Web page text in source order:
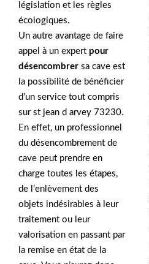
législation et les règles
écologiques.
Un autre avantage de faire
appel à un expert pour
désencombrer sa cave est
la possibilité de bénéficier
d’un service tout compris
sur st jean d arvey 73230.
En effet, un professionnel
du désencombrement de
cave peut prendre en
charge toutes les étapes,
de l’enlèvement des
objets indésirables à leur
traitement ou leur
valorisation en passant par
la remise en état de la